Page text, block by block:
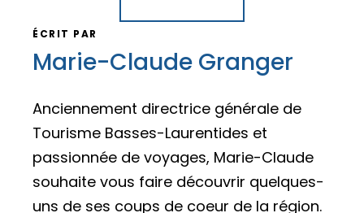
ÉCRIT PAR
Marie-Claude Granger
Anciennement directrice générale de
Tourisme Basses-Laurentides et
passionnée de voyages, Marie-Claude
souhaite vous faire découvrir quelques-
uns de ses coups de coeur de la région.